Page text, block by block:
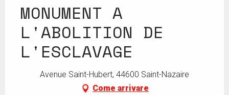
MONUMENT A
L'ABOLITION DE
L'ESCLAVAGE
Avenue Saint-Hubert, 44600 Saint-Nazaire
Come arrivare